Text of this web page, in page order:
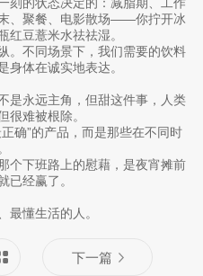
、聚餐、电影散场——你拧开冰
豆薏米水祛祛湿。
。不同场景下，我们需要的饮料
身体在诚实地表达。
是永远主角，但甜这件事，人类
很难被根除。
确”的产品，而是那些在不同时
个下班路上的慰藉，是夜宵摊前
经赢了。
最懂生活的人。
下一篇